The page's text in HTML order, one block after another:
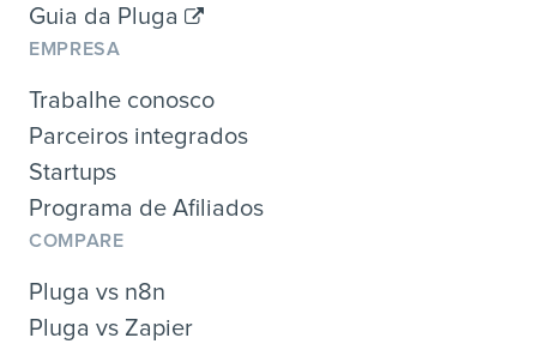
Guia da Pluga
EMPRESA
Trabalhe conosco
Parceiros integrados
Startups
Programa de Afiliados
COMPARE
Pluga vs n8n
Pluga vs Zapier